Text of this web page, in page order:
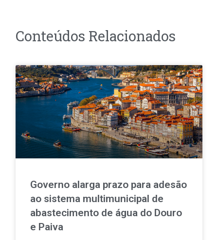
Conteúdos Relacionados
Governo alarga prazo para adesão
ao sistema multimunicipal de
abastecimento de água do Douro
e Paiva